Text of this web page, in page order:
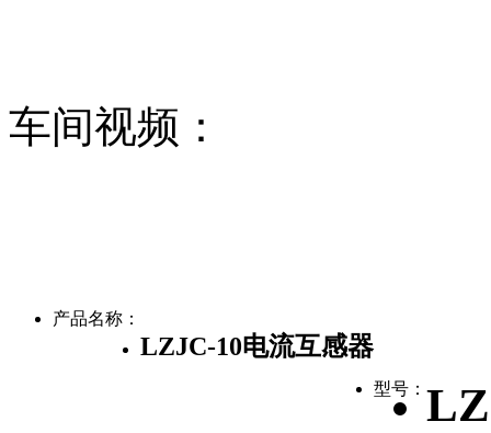
车间视频：
产品名称：
LZJC-10电流互感器
型号：